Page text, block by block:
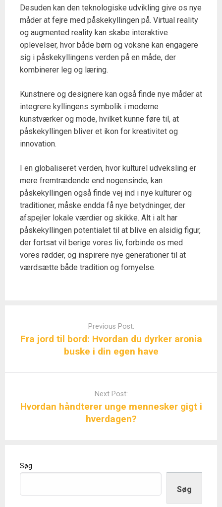
Desuden kan den teknologiske udvikling give os nye
måder at fejre med påskekyllingen på. Virtual reality
og augmented reality kan skabe interaktive
oplevelser, hvor både børn og voksne kan engagere
sig i påskekyllingens verden på en måde, der
kombinerer leg og læring.
Kunstnere og designere kan også finde nye måder at
integrere kyllingens symbolik i moderne
kunstværker og mode, hvilket kunne føre til, at
påskekyllingen bliver et ikon for kreativitet og
innovation.
I en globaliseret verden, hvor kulturel udveksling er
mere fremtrædende end nogensinde, kan
påskekyllingen også finde vej ind i nye kulturer og
traditioner, måske endda få nye betydninger, der
afspejler lokale værdier og skikke. Alt i alt har
påskekyllingen potentialet til at blive en alsidig figur,
der fortsat vil berige vores liv, forbinde os med
vores rødder, og inspirere nye generationer til at
værdsætte både tradition og fornyelse.
Previous Post:
Fra jord til bord: Hvordan du dyrker aronia
buske i din egen have
Next Post:
Hvordan håndterer unge mennesker gigt i
hverdagen?
Søg
Søg